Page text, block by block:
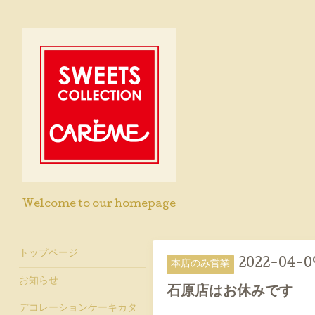
Welcome to our homepage
本店のみ営業 2022-04-
石原店はお休みです
トップページ
お知らせ
デコレーションケーキカタ